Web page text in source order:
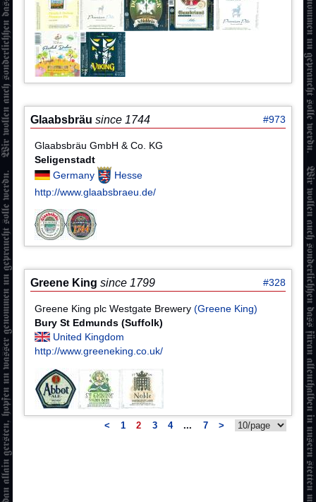
Glaabsbräu since 1744 #973
Glaabsbräu GmbH & Co. KG
Seligenstadt
Germany
Hesse
http://www.glaabsbraeu.de/
Greene King since 1799 #328
Greene King plc Westgate Brewery(Greene King)
Bury St Edmunds (Suffolk)
United Kingdom
http://www.greeneking.co.uk/
< 1 2 3 4 ... 7 >